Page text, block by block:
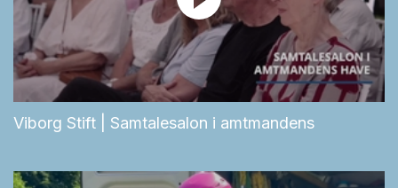
Viborg Stift | Samtalesalon i amtmandens